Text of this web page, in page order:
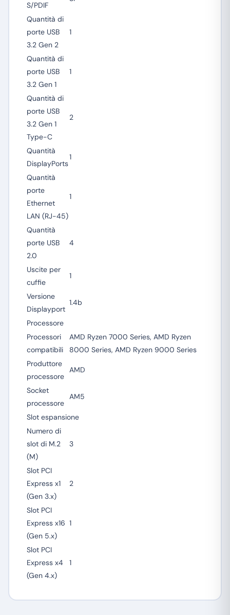
S/PDIF
Quantità di
porte USB
3.2 Gen 2
1
Quantità di
porte USB
3.2 Gen 1
1
Quantità di
porte USB
3.2 Gen 1
Type-C
2
Quantità
DisplayPorts
1
Quantità
porte
Ethernet
LAN (RJ-45)
1
Quantità
porte USB
2.0
4
Uscite per
cuffie
1
Versione
Displayport
1.4b
Processore
Processori
compatibili
AMD Ryzen 7000 Series, AMD Ryzen
8000 Series, AMD Ryzen 9000 Series
Produttore
processore
AMD
Socket
processore
AM5
Slot espansione
Numero di
slot di M.2
(M)
3
Slot PCI
Express x1
(Gen 3.x)
2
Slot PCI
Express x16
(Gen 5.x)
1
Slot PCI
Express x4
(Gen 4.x)
1